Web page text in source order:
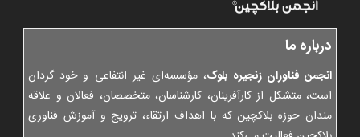
نشست امضای قرارداد صلح برای کسب‌وکارهای دور چهارم فاز اول
خودتنظیم‌گری
پیگیری نتایج نشست چهارم فعالان تبادل و توسعه همکاری‌های
جدید
گزارش نشست چهارم فعالان تبادل رمزدارایی
درباره ما
انجمن فناوران زنجیره بلوک، مؤسسه‌ای غیر انتفاعی و خود گردان
است، متشکل از کارآفرینان، کارشناسان، متخصصان، فعالان و علاقه
مندان حوزه بلاکچین که با اهداف ارتقاء، ترویج و آموزش فناوری